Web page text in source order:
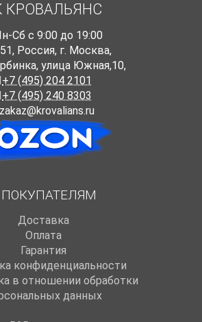
КРОВАЛЬЯНС
Cб с 9:00 до 19:00
, Россия, г. Москва,
улица Южная,10,
+7 (495) 204 2101
+7 (495) 240 8303
zakaz@krovalians.ru
ПОКУПАТЕЛЯМ
Доставка
Оплата
Гарантия
конфиденциальности
в отношении обработки
данных